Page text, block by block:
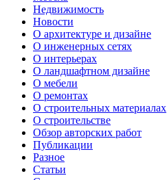
Недвижимость
Новости
О архитектуре и дизайне
О инженерных сетях
О интерьерах
О ландшафтном дизайне
О мебели
О ремонтах
О строительных материалах
О строительстве
Обзор авторских работ
Публикации
Разное
Статьи